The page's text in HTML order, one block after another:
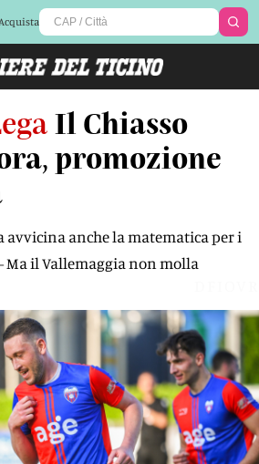
Il Chiasso
promozione
avvicina anche la matematica per i
Ma il Vallemaggia non molla